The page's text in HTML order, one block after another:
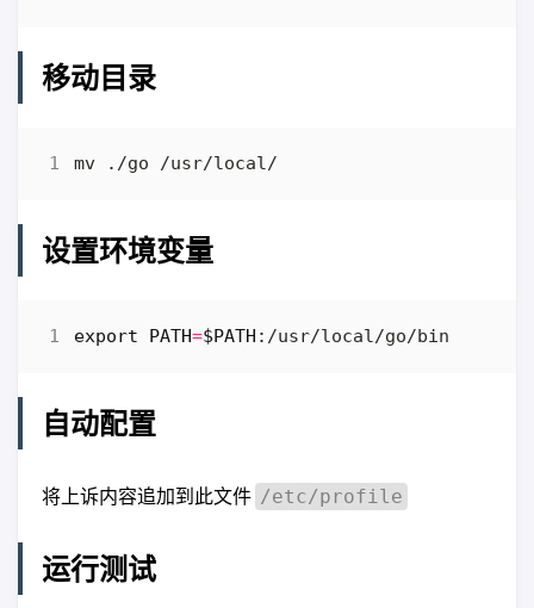
移动目录
设置环境变量
export PATH=$PATH
自动配置
将上诉内容追加到此文件 /etc/profile
运行测试